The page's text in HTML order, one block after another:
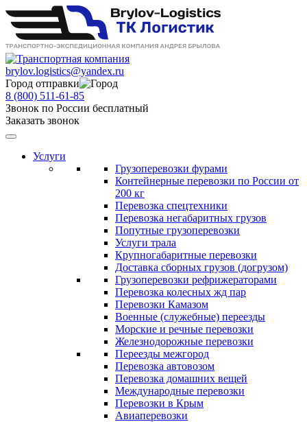
brylov.logistics@yandex.ru
Город отправки
8 (800) 511-61-85
Звонок по России бесплатный
Заказать звонок
Услуги
Грузоперевозки фурами
Контейнерные перевозки по России от
200 кг
Перевозка спецтехники
Перевозка негабаритных грузов
Попутные грузоперевозки
Услуги трала
Крупногабаритные перевозки
Доставка сборных грузов (догрузом)
Грузоперевозки рефрижераторами
Перевозка колесных жд пар
Перевозки Камазом
Военные (служебные) переезды
Морские и речные перевозки
Железнодорожные перевозки
Переезды межгород
Перевозка автовозом
Перевозка домашних вещей
Международные перевозки
Перевозки в Крым
Авиаперевозки